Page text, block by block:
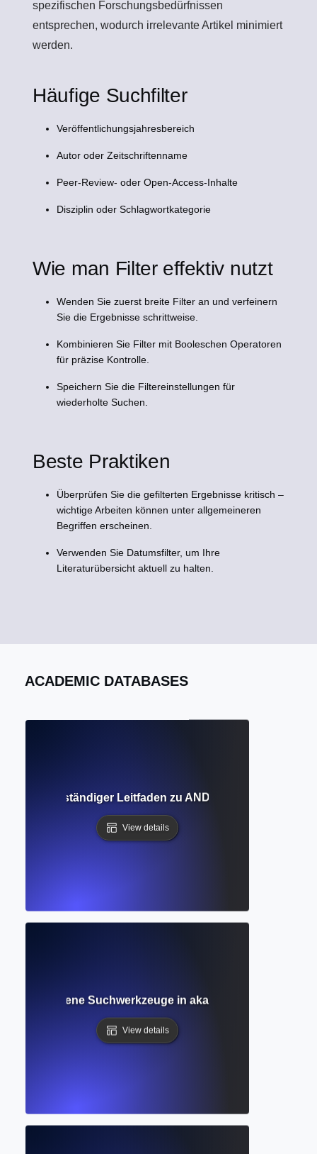
spezifischen Forschungsbedürfnissen
entsprechen, wodurch irrelevante Artikel minimiert
werden.
Häufige Suchfilter
Veröffentlichungsjahresbereich
Autor oder Zeitschriftenname
Peer-Review- oder Open-Access-Inhalte
Disziplin oder Schlagwortkategorie
Wie man Filter effektiv nutzt
Wenden Sie zuerst breite Filter an und verfeinern
Sie die Ergebnisse schrittweise.
Kombinieren Sie Filter mit Booleschen Operatoren
für präzise Kontrolle.
Speichern Sie die Filtereinstellungen für
wiederholte Suchen.
Beste Praktiken
Überprüfen Sie die gefilterten Ergebnisse kritisch –
wichtige Arbeiten können unter allgemeineren
Begriffen erscheinen.
Verwenden Sie Datumsfilter, um Ihre
Literaturübersicht aktuell zu halten.
ACADEMIC DATABASES
Vollständiger Leitfaden zu AND, OR und NOT für
View details
Suchwerkzeuge in akademischen
View details